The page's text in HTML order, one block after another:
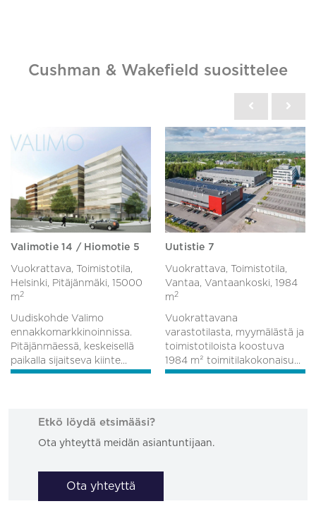
Cushman & Wakefield suosittelee
Valimotie 14 / Hiomotie 5
Vuokrattava, Toimistotila,
Helsinki, Pitäjänmäki, 15000
m 2
Uudiskohde Valimo
ennakkomarkkinoinnissa.
Pitäjänmäessä, keskeisellä
paikalla sijaitseva kiinte...
Uutistie 7
Vuokrattava, Toimistotila,
Vantaa, Vantaankoski, 1984
m 2
Vuokrattavana
varastotilasta, myymälästä ja
toimistotiloista koostuva
1984 m² toimitilakokonaisu...
Etkö löydä etsimääsi?
Ota yhteyttä meidän asiantuntijaan.
Ota yhteyttä